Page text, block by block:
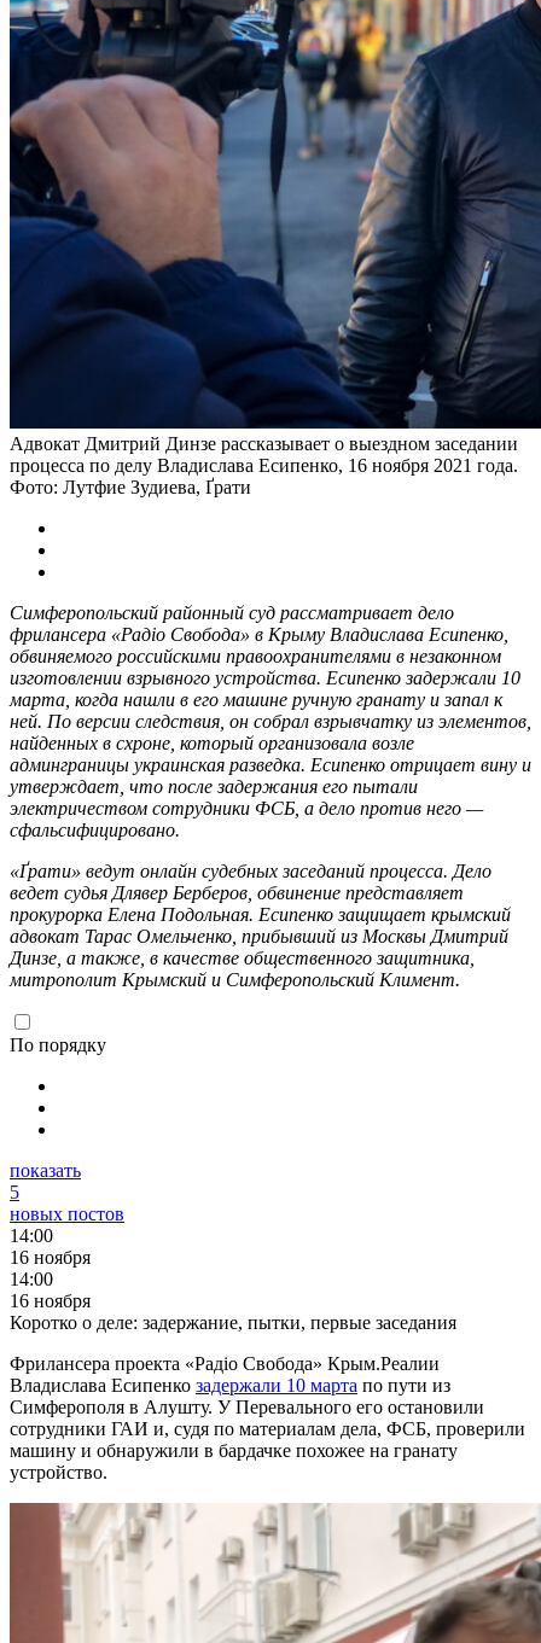
Адвокат Дмитрий Динзе рассказывает о выездном заседании
процесса по делу Владислава Есипенко, 16 ноября 2021 года.
Фото: Лутфие Зудиева, Ґрати
Симферопольский районный суд рассматривает дело
фрилансера «Радіо Свобода» в Крыму Владислава Есипенко,
обвиняемого российскими правоохранителями в незаконном
изготовлении взрывного устройства. Есипенко задержали 10
марта, когда нашли в его машине ручную гранату и запал к
ней. По версии следствия, он собрал взрывчатку из элементов,
найденных в схроне, который организовала возле
админграницы украинская разведка. Есипенко отрицает вину и
утверждает, что после задержания его пытали
электричеством сотрудники ФСБ, а дело против него —
сфальсифицировано.
«Ґрати» ведут онлайн судебных заседаний процесса. Дело
ведет судья Длявер Берберов, обвинение представляет
прокурорка Елена Подольная. Есипенко защищает крымский
адвокат Тарас Омельченко, прибывший из Москвы Дмитрий
Динзе, а также, в качестве общественного защитника,
митрополит Крымский и Симферопольский Климент.
По порядку
показать
5
новых постов
14:00
16 ноября
14:00
16 ноября
Коротко о деле: задержание, пытки, первые заседания
Фрилансера проекта «Радіо Свобода» Крым.Реалии
Владислава Есипенко задержали 10 марта по пути из
Симферополя в Алушту. У Перевального его остановили
сотрудники ГАИ и, судя по материалам дела, ФСБ, проверили
машину и обнаружили в бардачке похожее на гранату
устройство.